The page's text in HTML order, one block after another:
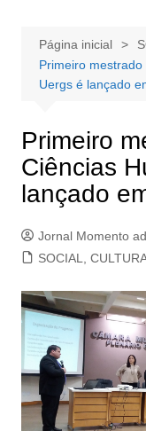
Página inicial
Primeiro
Uergs é lançado
Primeiro
Ciências
lançado
Jornal Momento
SOCIAL,